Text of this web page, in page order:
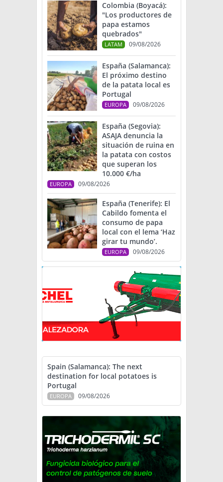
Colombia (Boyacá):
"Los productores de
papa estamos
quebrados"
LATAM 09/08/2026
España (Salamanca):
El próximo destino
de la patata local es
Portugal
EUROPA 09/08/2026
España (Segovia):
ASAJA denuncia la
situación de ruina en
la patata con costos
que superan los
10.000 €/ha
EUROPA 09/08/2026
España (Tenerife): El
Cabildo fomenta el
consumo de papa
local con el lema ‘Haz
girar tu mundo’.
EUROPA 09/08/2026
Spain (Salamanca): The next
destination for local potatoes is
Portugal
EUROPA 09/08/2026